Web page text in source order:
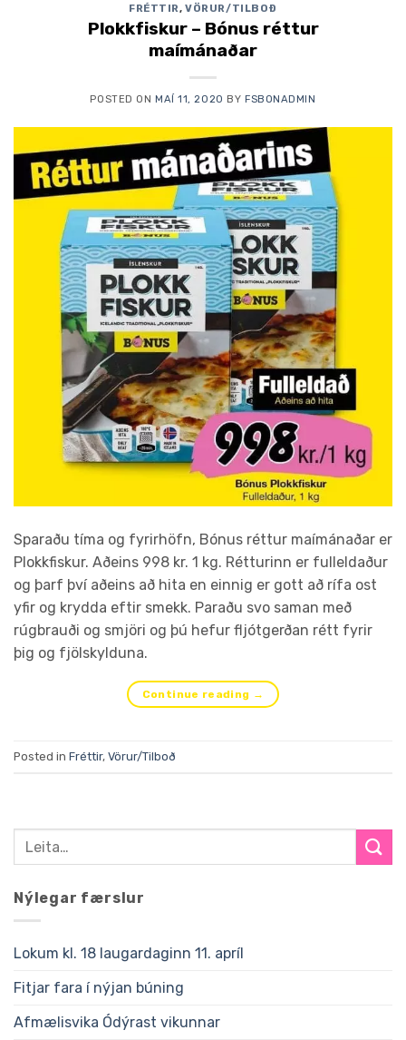
FRÉTTIR,VÖRUR/TILBOÐ
Plokkfiskur – Bónus réttur
maímánaðar
POSTED ON MAÍ 11, 2020 BY FSBONADMIN
Sparaðu tíma og fyrirhöfn, Bónus réttur maímánaðar er
Plokkfiskur. Aðeins 998 kr. 1 kg. Rétturinn er fulleldaður
og þarf því aðeins að hita en einnig er gott að rífa ost
yfir og krydda eftir smekk. Paraðu svo saman með
rúgbrauði og smjöri og þú hefur fljótgerðan rétt fyrir
þig og fjölskylduna.
Continue reading →
Posted in Fréttir, Vörur/Tilboð
Nýlegar færslur
Lokum kl. 18 laugardaginn 11. apríl
Fitjar fara í nýjan búning
Afmælisvika Ódýrast vikunnar